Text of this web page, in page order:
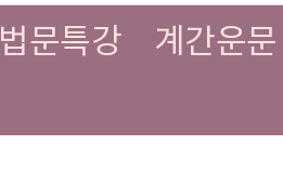
법문특강
계간운문